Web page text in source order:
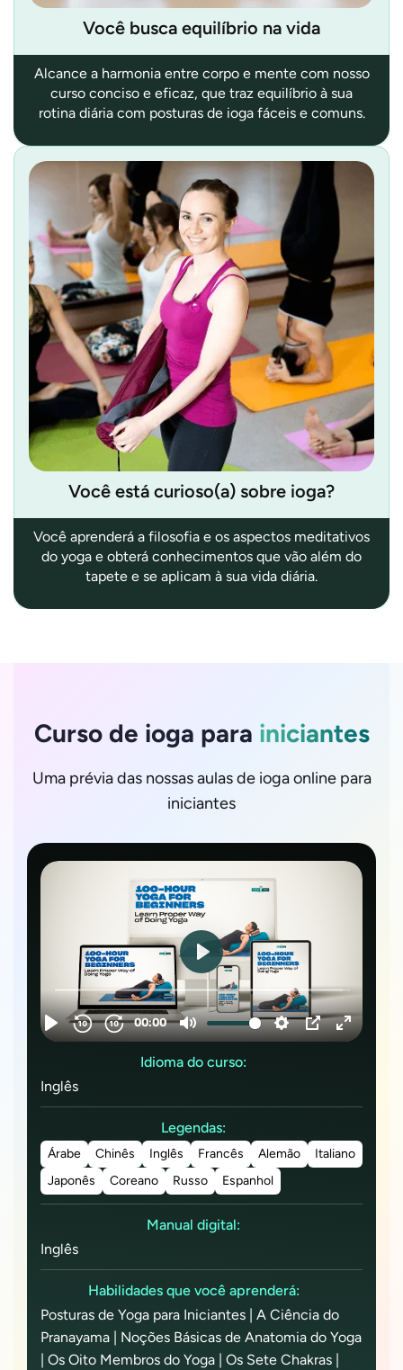
Você busca equilíbrio na vida
Alcance a harmonia entre corpo e mente com nosso
curso conciso e eficaz, que traz equilíbrio à sua
rotina diária com posturas de ioga fáceis e comuns.
Você está curioso(a) sobre ioga?
Você aprenderá a filosofia e os aspectos meditativos
do yoga e obterá conhecimentos que vão além do
tapete e se aplicam à sua vida diária.
Curso de ioga para iniciantes
Uma prévia das nossas aulas de ioga online para
iniciantes
Idioma do curso:
Inglês
Legendas:
Árabe Chinês Inglês Francês Alemão
Italiano
Japonês
Coreano Russo Espanhol
Manual digital:
Inglês
Habilidades que você aprenderá:
Posturas de Yoga para Iniciantes | A Ciência do
Pranayama | Noções Básicas de Anatomia do Yoga
| Os Oito Membros do Yoga | Os Sete Chakras |